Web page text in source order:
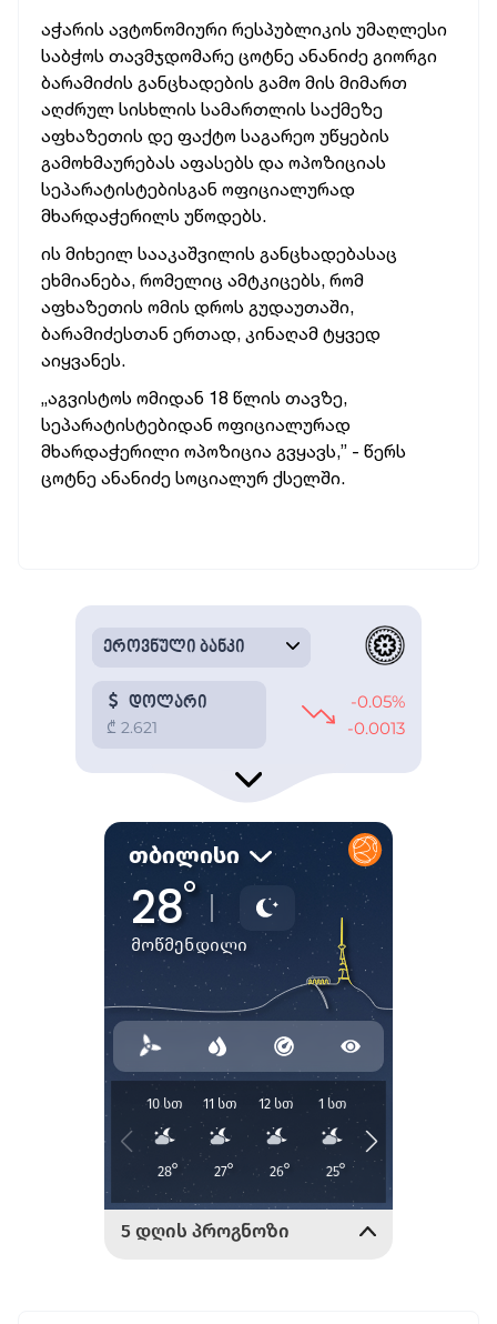
აჭარის ავტონომიური რესპუბლიკის უმაღლესი
საბჭოს თავმჯდომარე ცოტნე ანანიძე გიორგი
ბარამიძის განცხადების გამო მის მიმართ
აღძრულ სისხლის სამართლის საქმეზე
აფხაზეთის დე ფაქტო საგარეო უწყების
გამოხმაურებას აფასებს და ოპოზიციას
სეპარატისტებისგან ოფიციალურად
მხარდაჭერილს უწოდებს.
ის მიხეილ სააკაშვილის განცხადებასაც
ეხმიანება, რომელიც ამტკიცებს, რომ
აფხაზეთის ომის დროს გუდაუთაში,
ბარამიძესთან ერთად, კინაღამ ტყვედ
აიყვანეს.
„აგვისტოს ომიდან 18 წლის თავზე,
სეპარატისტებიდან ოფიციალურად
მხარდაჭერილი ოპოზიცია გვყავს,” - წერს
ცოტნე ანანიძე სოციალურ ქსელში.